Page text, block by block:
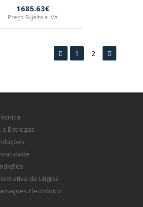
1685.63€
Preço Sujeito a IVA
1 2
e Entregas
de Litígios
Electrónico